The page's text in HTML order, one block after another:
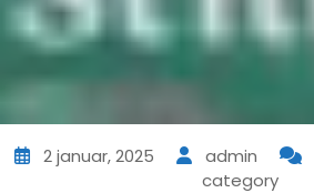
2 januar, 2025 admin
category